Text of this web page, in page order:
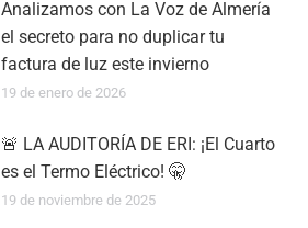
Analizamos con La Voz de Almería
el secreto para no duplicar tu
factura de luz este invierno
19 de enero de 2026
🚨 LA AUDITORÍA DE ERI: ¡El Cuarto
es el Termo Eléctrico! 🤫
19 de noviembre de 2025